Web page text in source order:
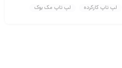
لپ تاپ کارکرده لپ تاپ مک بوک